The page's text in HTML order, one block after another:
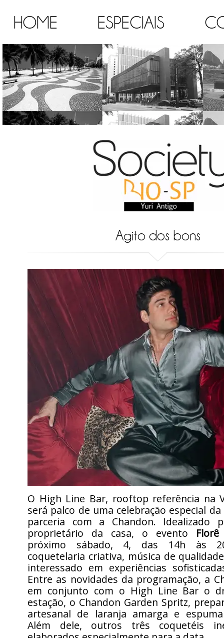
HOME ESPECIAIS
Agito dos bons
O High Line Bar, rooftop referência na
será palco de uma celebração especial
parceria com a Chandon. Idealizado
proprietário da casa, o evento Florê
próximo sábado, 4, das 14h às
coquetelaria criativa, música de
interessado em experiências
Entre as novidades da programação, a
em conjunto com o High Line Bar o
estação, o Chandon Garden Spritz,
artesanal de laranja amarga e
Além dele, outros três coquetéis